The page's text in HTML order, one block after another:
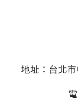
地址：台北